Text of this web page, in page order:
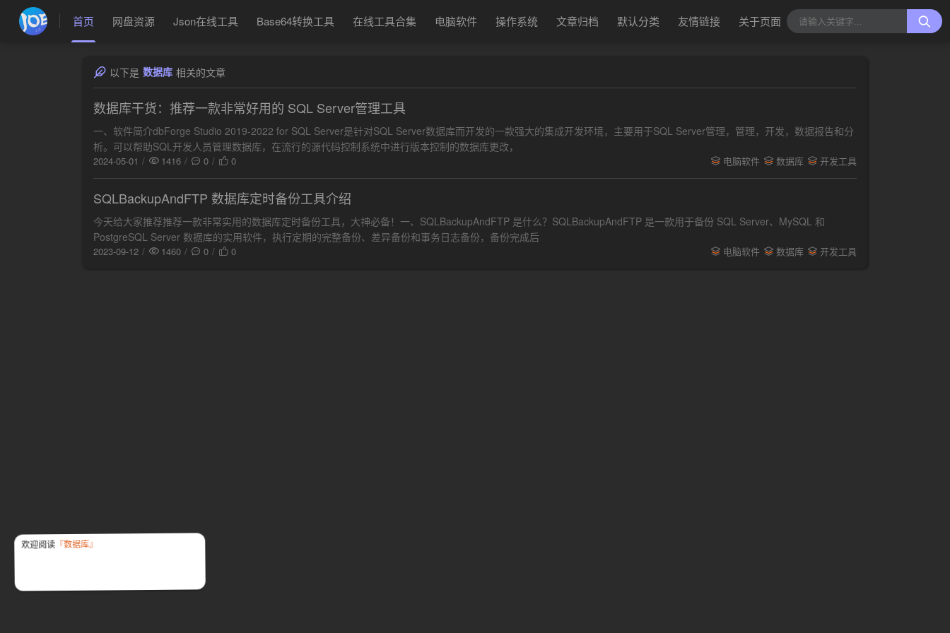
首页 网盘资源 Json在线工具 Base64转换工具 在线工具合集 电脑软件 操作系统 文章归档 默认分类 友情链接 关于页面
以下是 数据库 相关的文章
数据库干货：推荐一款非常好用的 SQL Server管理工具
一、软件简介dbForge Studio 2019-2022 for SQL Server是针对SQL Server数据库而开发的一款强大的集成开发环境，主要用于SQL Server管理，管理，开发，数据报告和分
析。可以帮助SQL开发人员管理数据库，在流行的源代码控制系统中进行版本控制的数据库更改，
2024-05-01 1416 0 0 电脑软件 数据库 开发工具
SQLBackupAndFTP 数据库定时备份工具介绍
今天给大家推荐推荐一款非常实用的数据库定时备份工具，大神必备！一、SQLBackupAndFTP 是什么？SQLBackupAndFTP 是一款用于备份 SQL Server、MySQL 和
PostgreSQL Server 数据库的实用软件，执行定期的完整备份、差异备份和事务日志备份，备份完成后
2023-09-12 1460 0 0 电脑软件 数据库 开发工具
欢迎阅读 『数据库』